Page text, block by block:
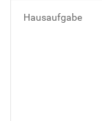
Hausaufgabe